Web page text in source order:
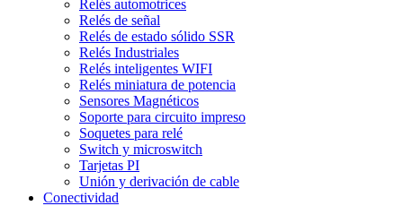
Relés automotrices
Relés de señal
Relés de estado sólido SSR
Relés Industriales
Relés inteligentes WIFI
Relés miniatura de potencia
Sensores Magnéticos
Soporte para circuito impreso
Soquetes para relé
Switch y microswitch
Tarjetas PI
Unión y derivación de cable
Conectividad